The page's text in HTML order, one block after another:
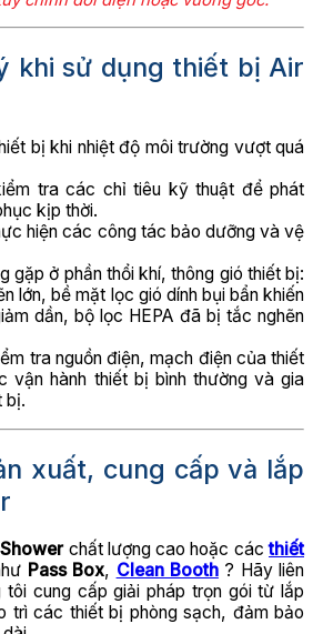
khi sử dụng thiết bị Air
bị khi nhiệt độ môi trường vượt quá
tra các chỉ tiêu kỹ thuật để phát
kịp thời.
hiện các công tác bảo dưỡng và vệ
gặp ở phần thổi khí, thông gió thiết bị:
lớn, bề mặt lọc gió dính bụi bẩn khiến
dần, bộ lọc HEPA đã bị tắc nghẽn
tra nguồn điện, mạch điện của thiết
vận hành thiết bị bình thường và gia
bị.
xuất, cung cấp và lắp
chất lượng cao hoặc cácthiết
Pass Box, Clean Booth? Hãy liên
tôi cung cấp giải pháp trọn gói từ lắp
trì các thiết bị phòng sạch, đảm bảo